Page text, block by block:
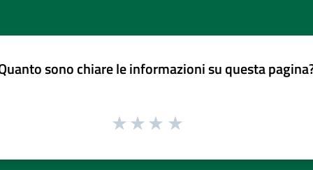
sono chiare le informazioni su questa